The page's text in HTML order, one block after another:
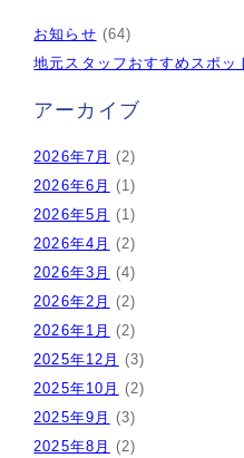
お知らせ (64)
地元スタッフおすすめスポッ
アーカイブ
2026年7月 (2)
2026年6月 (1)
2026年5月 (1)
2026年4月 (2)
2026年3月 (4)
2026年2月 (2)
2026年1月 (2)
2025年12月 (3)
2025年10月 (2)
2025年9月 (3)
2025年8月 (2)